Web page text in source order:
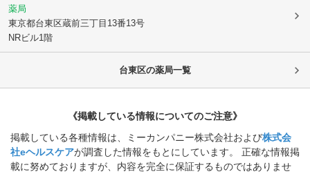
薬局
東京都台東区蔵前三丁目13番13号
NRビル1階
台東区の薬局一覧
《掲載している情報についてのご注意》
掲載している各種情報は、ミーカンパニー株式会社および株式会
社eヘルスケアが調査した情報をもとにしています。 正確な情報掲
載に努めておりますが、内容を完全に保証するものではありませ